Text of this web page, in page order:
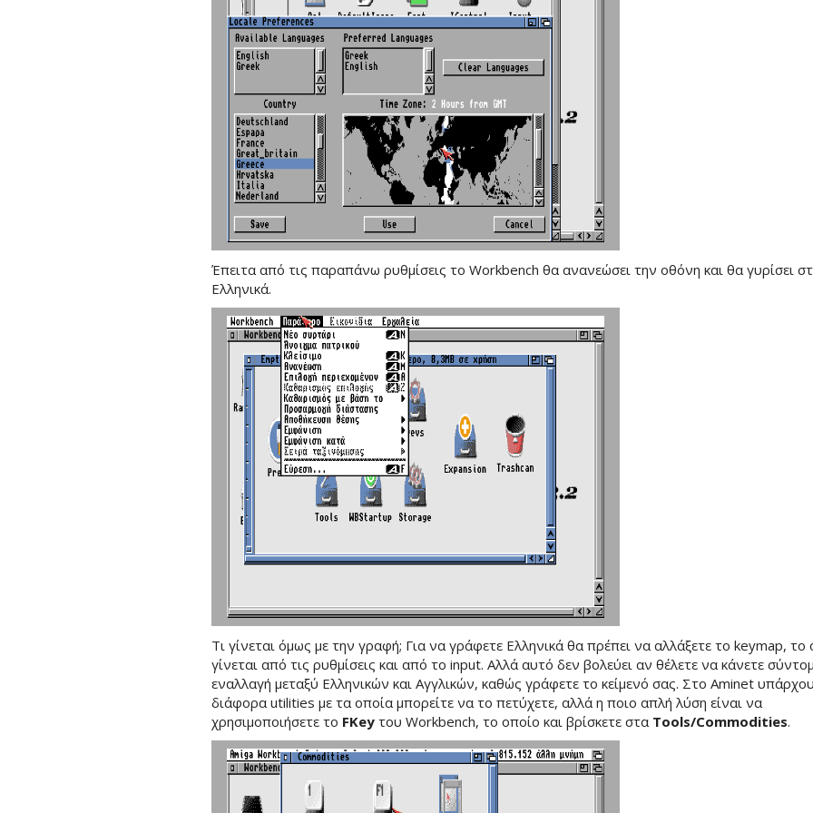
Έπειτα από τις παραπάνω ρυθμίσεις το Workbench θα ανανεώσει την οθόνη και θα γυρίσει
Ελληνικά.
Τι γίνεται όμως με την γραφή; Για να γράφετε Ελληνικά θα πρέπει να αλλάξετε το keymap, το
γίνεται από τις ρυθμίσεις και από το input. Αλλά αυτό δεν βολεύει αν θέλετε να κάνετε
εναλλαγή μεταξύ Ελληνικών και Αγγλικών, καθώς γράφετε το κείμενό σας. Στο Aminet
διάφορα utilities με τα οποία μπορείτε να το πετύχετε, αλλά η ποιο απλή λύση είναι να
χρησιμοποιήσετε το FKey του Workbench, το οποίο και βρίσκετε στα Tools/Commodities.